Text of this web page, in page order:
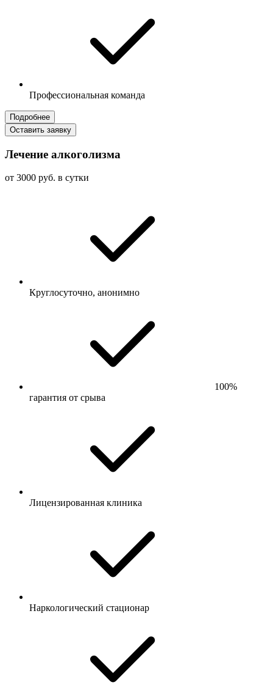
Профессиональная команда
Подробнее
Оставить заявку
Лечение алкоголизма
от 3000 руб. в сутки
Круглосуточно, анонимно
100%
гарантия от срыва
Лицензированная клиника
Наркологический стационар